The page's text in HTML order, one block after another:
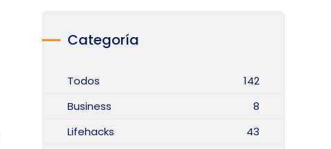
Categoría
Todos
142
Business
8
Lifehacks
43